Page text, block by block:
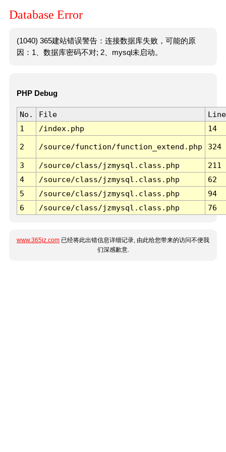
Database Error
(1040) 365建站错误警告：连接数据库失败，可能的原
因：1、数据库密码不对; 2、mysql未启动。
PHP Debug
No. File
Line
1
/index.php 14
2 /source/function/function_extend.php 324
3 /source/class/jzmysql.class.php
211
4
/source/class/jzmysql.class.php
62
5
/source/class/jzmysql.class.php
94
6
/source/class/jzmysql.class.php 76
www.365jz.com 已经将此出错信息详细记录, 由此给您带来的访问不便我
们深感歉意.